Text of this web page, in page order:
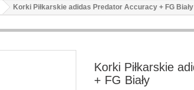
Korki Piłkarskie adidas Predator Accuracy + FG Biały
Korki Piłkarskie
+ FG Biały